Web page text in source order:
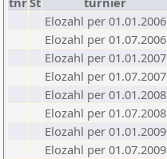
Elozahl per 01.01.2006
Elozahl per 01.07.2006
Elozahl per 01.01.2007
Elozahl per 01.07.2007
Elozahl per 01.01.2008
Elozahl per 01.07.2008
Elozahl per 01.01.2009
Elozahl per 01.07.2009